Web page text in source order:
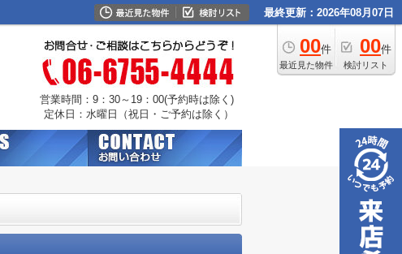
最終更新：2026年08月07日
00件
最近見た物件
00件
検討リスト
営業時間：9：30～19：00(予約時は除く)
定休日：水曜日（祝日・ご予約は除く）